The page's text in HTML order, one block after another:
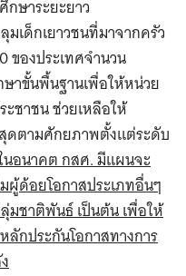
ษาระยะยาว
เด็กเยาวชนที่มาจากครัว
ของประเทศจำนวน
าขั้นพื้นฐานเพื่อให้หน่วย
ะชาชน ช่วยเหลือให้
ดตามศักยภาพตั้งแต่ระดับ
นอนาคต กสศ. มีแผนจะ
ด้อยโอกาสประเภทอื่นๆ
มชาติพันธ์ เป็นต้น เพื่อให้
ลักประกันโอกาสทางการ